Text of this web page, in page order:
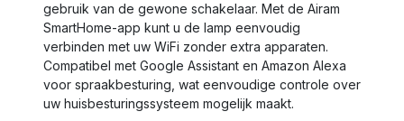
gebruik van de gewone schakelaar. Met de Airam
SmartHome-app kunt u de lamp eenvoudig
verbinden met uw WiFi zonder extra apparaten.
Compatibel met Google Assistant en Amazon Alexa
voor spraakbesturing, wat eenvoudige controle over
uw huisbesturingssysteem mogelijk maakt.